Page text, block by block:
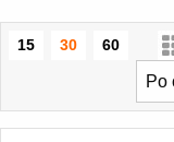
15 30
60